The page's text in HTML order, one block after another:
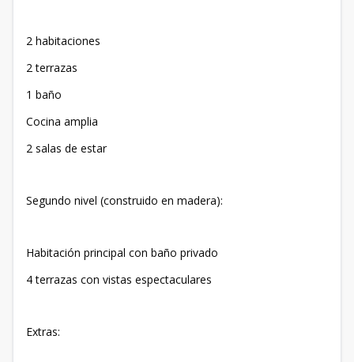
2 habitaciones
2 terrazas
1 baño
Cocina amplia
2 salas de estar
Segundo nivel (construido en madera):
Habitación principal con baño privado
4 terrazas con vistas espectaculares
Extras: